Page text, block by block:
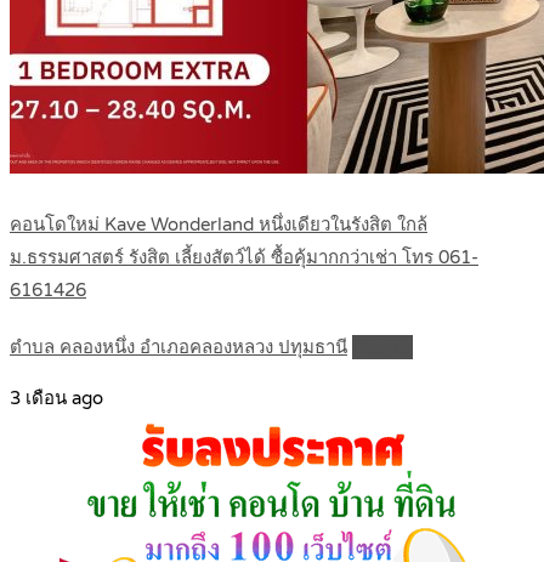
คอนโดใหม่ Kave Wonderland หนึ่งเดียวในรังสิต ใกล้
ม.ธรรมศาสตร์ รังสิต เลี้ยงสัตว์ได้ ซื้อคุ้มากกว่าเช่า โทร 061-
6161426
ตำบล คลองหนึ่ง อำเภอคลองหลวง ปทุมธานี
3 เดือน ago